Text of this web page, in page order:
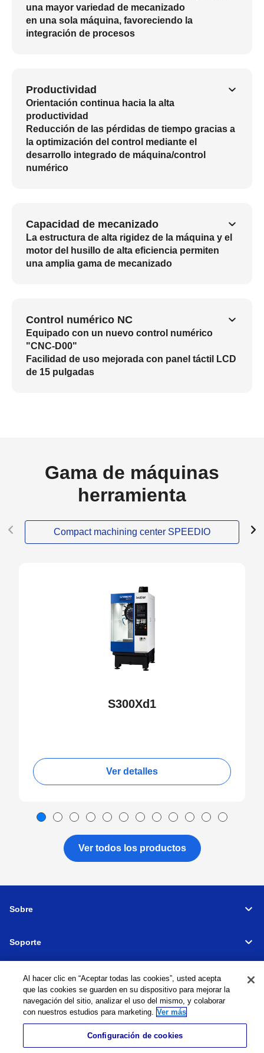
una mayor variedad de mecanizado
en una sola máquina, favoreciendo la
integración de procesos
Productividad
Orientación continua hacia la alta
productividad
Reducción de las pérdidas de tiempo gracias a
la optimización del control mediante el
desarrollo integrado de máquina/control
numérico
Capacidad de mecanizado
La estructura de alta rigidez de la máquina y el
motor del husillo de alta eficiencia permiten
una amplia gama de mecanizado
Control numérico NC
Equipado con un nuevo control numérico
"CNC-D00"
Facilidad de uso mejorada con panel táctil LCD
de 15 pulgadas
Gama de máquinas
herramienta
Compact machining center SPEEDIO
S300Xd1
Ver detalles
Ver todos los productos
Sobre
Soporte
Máquinas herramienta
Política de privacidad
Términos y condiciones Mapa del sitio
Al hacer clic en “Aceptar todas las cookies”, usted acepta
que las cookies se guarden en su dispositivo para mejorar la
navegación del sitio, analizar el uso del mismo, y colaborar
con nuestros estudios para marketing. Ver más
Configuración de cookies